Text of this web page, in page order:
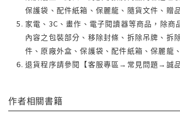
保護袋、配件紙箱、保麗龍、隨貨文件、贈
家電、3C、畫作、電子閱讀器等商品，除
內容之包裝部分、移除封條、拆除吊牌、
件、原廠外盒、保護袋、配件紙箱、保麗龍
退貨程序請參閱【客服專區→常見問題→誠
作者相關書籍